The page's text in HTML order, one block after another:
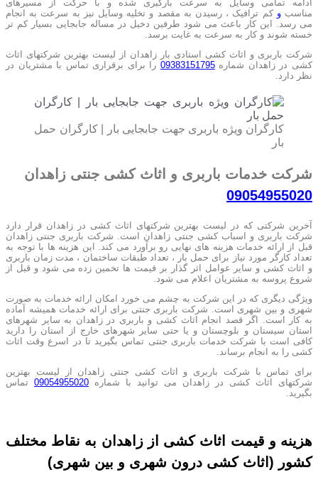
ادامه تمامی وسایل به سرعت بارگیری شده و با حرکت از مسیرهای
مناسب و کم ترافیک ، رسیدن به مقصد و تخلیه وسایل نیز به سرعت به انجام
می رسد. این کار باعث می شود طرفین دخیل در مساله جابجایی بسیار کم تر
خسته شوند و کار به سرعت به غایت برسد.
شرکت باربری و اثاث کشی استادی بار زاهدان از لیست بهترین شرکتهای اثاث
کشی در زاهدان شماره09383151795 را برای برقراری تماس با مشتریان در
نظر دارد.
کارگران ویژه باربری جهت جابجایی بار | کارگران حمل
بار
شرکت خدمات باربری و اثاث کشی جنتی زاهدان
09054955020
آخرین شرکتی که در لیست بهترین شرکتهای اثاث کشی در زاهدان قرار دارد
شرکت باربری و اسباب کشی جنتی زاهدان است. شرکت باربری جنتی زاهدان
قبل از ارائه خدمات هزینه های نهایی رو برآورد می کند. این هزینه ها با توجه به
تعداد کارگر مورد نیاز برای حمل بار ، تعداد طبقات ساختمان ، مدت زمان باربری
و اثاث کشی و سایر عوامل اثر گذار بر قیمت ها تخمین زده می شود و قبل از
شروع پروسه به مشتریان اعلام می شود.
ویژگی دیگری که در این شرکت به چشم می خورد امکان ارائه خدمات به صورت
شهری و بین شهری است. شرکت باربری جنتی برای ارائه خدمات همیشه آماده
به کار است. اگر قصد انجام اثاث کشی و باربری در زاهدان به سایر شهرهای
استان سیستان و بلوچستان و یا حتی سایر شهرهای خارج از استان را دارید
کافی است با شرکت خدمات باربری جنتی تماس بگیرید تا در اسرع وقت اثاث
کشی را به انجام برساند.
برای تماس با شرکت باربری و اثاث کشی جنتی زاهدان از لیست بهترین
شرکتهای اثاث کشی در زاهدان می توانید با شماره 09054955020 تماس
بگیرید.
هزینه و قیمت اثاث کشی از زاهدان به نقاط مختلف
کشور (اثاث کشی درون شهری و بین شهری)